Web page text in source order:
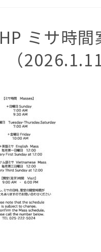
HP ミサ時間
（2026.1.11